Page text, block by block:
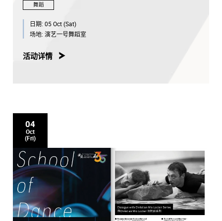
舞蹈
日期: 05 Oct (Sat)
场地: 演艺一号舞蹈室
活动详情
04
Oct
(Fri)